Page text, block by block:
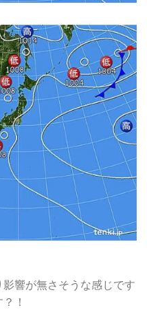
響が無さそうな感じです
！